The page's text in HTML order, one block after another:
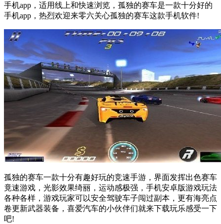
手机app，适用线上和快速浏览，孤独的赛车是一款十分好的
手机app，热烈欢迎来零六关心孤独的赛车这款手机软件!
孤独的赛车一款十分有趣好玩的竞速手游，界面发挥出色赛车
竟速游戏，光影效果绮丽，运动感极强，手机安卓版游戏玩法
各种各样，游戏玩家可以安全驾驶车子闯过副本，更有海亮点
卷更新武器装备，喜爱汽车的小伙伴们就来下载玩乐感受一下
吧!